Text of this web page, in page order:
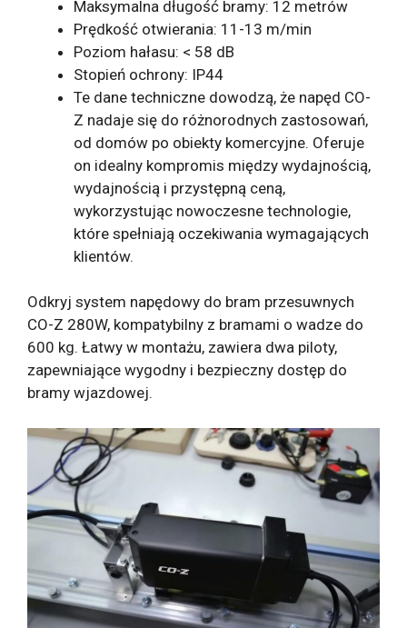
Maksymalna długość bramy: 12 metrów
Prędkość otwierania: 11-13 m/min
Poziom hałasu: < 58 dB
Stopień ochrony: IP44
Te dane techniczne dowodzą, że napęd CO-
Z nadaje się do różnorodnych zastosowań,
od domów po obiekty komercyjne. Oferuje
on idealny kompromis między wydajnością,
wydajnością i przystępną ceną,
wykorzystując nowoczesne technologie,
które spełniają oczekiwania wymagających
klientów.
Odkryj system napędowy do bram przesuwnych
CO-Z 280W, kompatybilny z bramami o wadze do
600 kg. Łatwy w montażu, zawiera dwa piloty,
zapewniające wygodny i bezpieczny dostęp do
bramy wjazdowej.